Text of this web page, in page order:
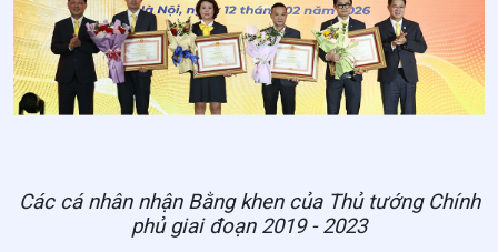
Các cá nhân nhận Bằng khen của Thủ tướng Chính
phủ giai đoạn 2019 - 2023